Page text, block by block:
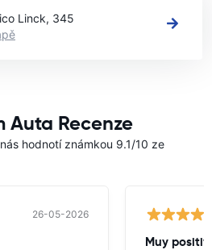
Linck, 345
Auta Recenze
hodnotí známkou 9.1/10 ze
26-05-2026
Muy